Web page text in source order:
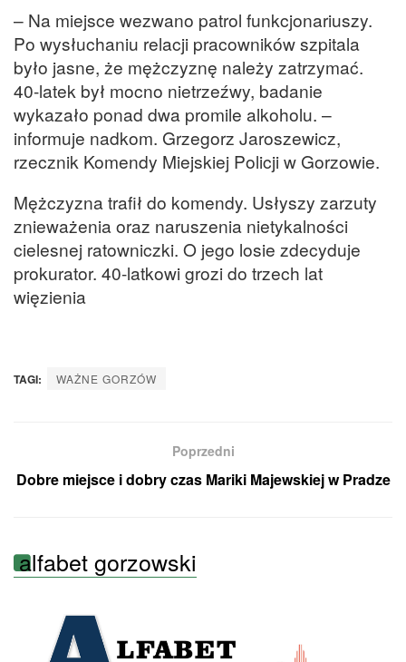
– Na miejsce wezwano patrol funkcjonariuszy.
Po wysłuchaniu relacji pracowników szpitala
było jasne, że mężczyznę należy zatrzymać.
40-latek był mocno nietrzeźwy, badanie
wykazało ponad dwa promile alkoholu. –
informuje nadkom. Grzegorz Jaroszewicz,
rzecznik Komendy Miejskiej Policji w Gorzowie.
Mężczyzna trafił do komendy. Usłyszy zarzuty
znieważenia oraz naruszenia nietykalności
cielesnej ratowniczki. O jego losie zdecyduje
prokurator. 40-latkowi grozi do trzech lat
więzienia
TAGI: WAŻNE GORZÓW
Poprzedni
Dobre miejsce i dobry czas Mariki Majewskiej w Pradze
alfabet gorzowski